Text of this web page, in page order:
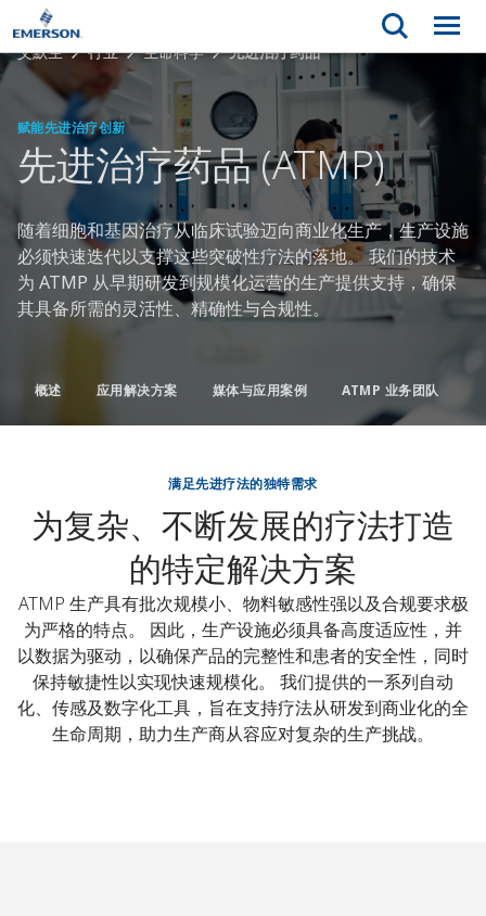
艾默生 行业 生命科学 先进治疗药品
赋能先进治疗创新
先进治疗药品 (ATMP)
随着细胞和基因治疗从临床试验迈向商业化生产，生产设施
必须快速迭代以支撑这些突破性疗法的落地。 我们的技术
为 ATMP 从早期研发到规模化运营的生产提供支持，确保
其具备所需的灵活性、精确性与合规性。
概述 应用解决方案 媒体与应用案例 ATMP 业务团队
满足先进疗法的独特需求
为复杂、不断发展的疗法打造
的特定解决方案
ATMP 生产具有批次规模小、物料敏感性强以及合规要求极
为严格的特点。 因此，生产设施必须具备高度适应性，并
以数据为驱动，以确保产品的完整性和患者的安全性，同时
保持敏捷性以实现快速规模化。 我们提供的一系列自动
化、传感及数字化工具，旨在支持疗法从研发到商业化的全
生命周期，助力生产商从容应对复杂的生产挑战。